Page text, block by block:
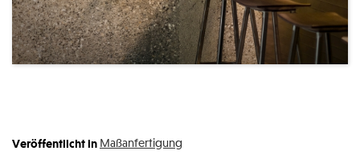
Veröffentlicht in Maßanfertigung